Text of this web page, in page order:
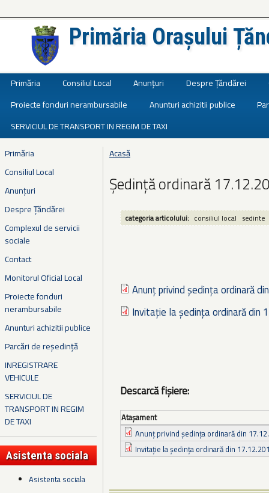
Primăria Orașului
Primăria Consiliul Local Anunțuri Despre Țăndărei
Proiecte fonduri nerambursabile
Anunturi achizitii publice
SERVICIUL DE TRANSPORT IN REGIM DE TAXI
Primăria
Consiliul Local
Anunțuri
Despre Țăndărei
Complexul de servicii
sociale
Contact
Monitorul Oficial Local
Proiecte fonduri
nerambursabile
Anunturi achizitii publice
Parcări de reședință
INREGISTRARE
VEHICULE
SERVICIUL DE
TRANSPORT IN REGIM
DE TAXI
Asistenta sociala
Asistenta sociala
Eşti aici
Acasă
Ședință ordinară
categoria articolului: consiliul local sedinte
Anunț privind ședința ordinară
Invitație la ședința ordinară din
Descarcă fișiere:
Ataşament
Anunț privind ședința ordinară din
Invitație la ședința ordinară din